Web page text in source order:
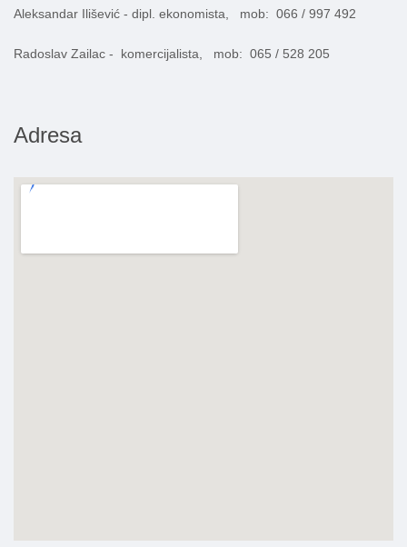
Aleksandar Ilišević - dipl. ekonomista, mob: 066 / 997 492
Radoslav Zailac - komercijalista, mob: 065 / 528 205
Adresa